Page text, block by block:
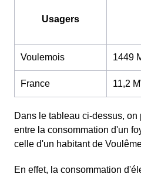
Usagers
Voulemois 1449
France 11,2
Dans le tableau ci-dessus,
entre la consommation d'un
celle d'un habitant de
En effet, la consommation